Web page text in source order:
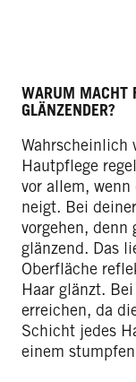
WARUM MACHT
GLÄNZENDER?
Wahrscheinlich
Hautpflege
vor allem,
neigt. Bei
vorgehen, denn
glänzend. Das
Oberfläche
Haar glänzt.
erreichen, da
Schicht jedes
einem